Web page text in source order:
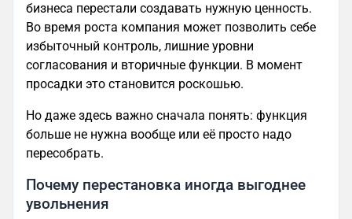
бизнеса перестали создавать нужную ценность.
Во время роста компания может позволить себе
избыточный контроль, лишние уровни
согласования и вторичные функции. В момент
просадки это становится роскошью.
Но даже здесь важно сначала понять: функция
больше не нужна вообще или её просто надо
пересобрать.
Почему перестановка иногда выгоднее
увольнения